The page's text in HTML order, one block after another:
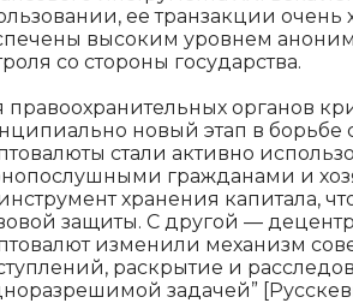
ее транзакции
высоким уровнем
со стороны государства.
правоохранительных органов
новый этап в борьбе
стали активно
гражданами и
хранения капитала,
защиты. С другой —
изменили механизм
раскрытие и
задачей”